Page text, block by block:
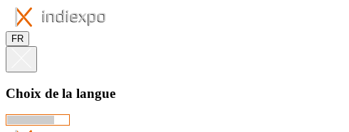
FR
Choix de la langue